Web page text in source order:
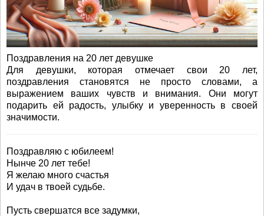
Поздравления на 20 лет девушке
Для девушки, которая отмечает свои 20 лет,
поздравления становятся не просто словами, а
выражением ваших чувств и внимания. Они могут
подарить ей радость, улыбку и уверенность в своей
значимости.
Поздравляю с юбилеем!
Нынче 20 лет тебе!
Я желаю много счастья
И удач в твоей судьбе.
Пусть свершатся все задумки,